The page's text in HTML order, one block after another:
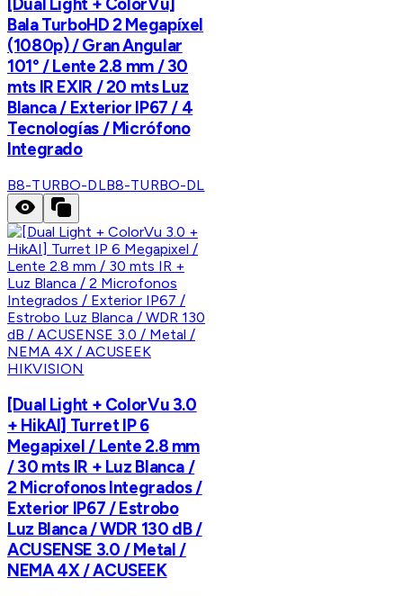
[Dual Light + ColorVu]
Bala TurboHD 2 Megapíxel
(1080p) / Gran Angular
101° / Lente 2.8 mm / 30
mts IR EXIR / 20 mts Luz
Blanca / Exterior IP67 / 4
Tecnologías / Micrófono
Integrado
B8-TURBO-DLB8-TURBO-DL
HIKVISION
[Dual Light + ColorVu 3.0
+ HikAI] Turret IP 6
Megapixel / Lente 2.8 mm
/ 30 mts IR + Luz Blanca /
2 Microfonos Integrados /
Exterior IP67 / Estrobo
Luz Blanca / WDR 130 dB /
ACUSENSE 3.0 / Metal /
NEMA 4X / ACUSEEK